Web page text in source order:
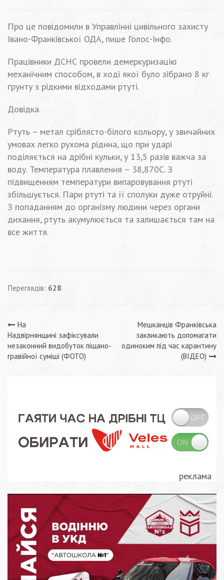
Про це повідомили в Управлінні цивільного захисту
Івано-Франківської ОДА, пише Голос-Інфо.
Працівники ДСНС провели демеркуризацію
механічним способом, в ході якої було зібрано 8 кг
ґрунту з рідкими відходами ртуті.
Довідка.
Ртуть – метал сріблясто-білого кольору, у звичайних
умовах легко рухома рідина, що при ударі
поділяється на дрібні кульки, у 13,5 разів важча за
воду. Температура плавлення – 38,870С. З
підвищенням температури випаровування ртуті
збільшується. Пари ртуті та її сполуки дуже отруйні.
З попаданням до організму людини через органи
дихання, ртуть акумулюється та залишається там на
все життя.
Переглядів: 628
Навігація
записів
На
Надвірнянщині зафіксували
незаконний видобуток піщано-
гравійної суміші (ФОТО)
Мешканців Франківська
закликають допомагати
одиноким під час карантину
(ВІДЕО)